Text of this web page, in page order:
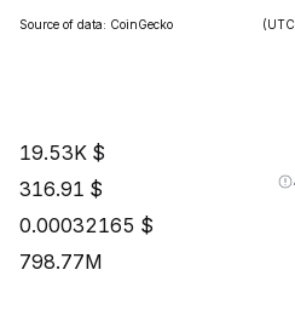
Source of data: CoinGecko
19.53K
316.91
0.00032165
798.77M